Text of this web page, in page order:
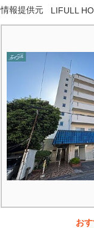
情報提供元 LIFULL
お